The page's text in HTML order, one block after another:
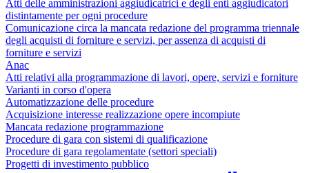
Atti delle amministrazioni aggiudicatrici e degli enti aggiudicatori
distintamente per ogni procedure
Comunicazione circa la mancata redazione del programma triennale
degli acquisti di forniture e servizi, per assenza di acquisti di
forniture e servizi
Anac
Atti relativi alla programmazione di lavori, opere, servizi e forniture
Varianti in corso d'opera
Automatizzazione delle procedure
Acquisizione interesse realizzazione opere incompiute
Mancata redazione programmazione
Procedure di gara con sistemi di qualificazione
Procedure di gara regolamentate (settori speciali)
Progetti di investimento pubblico